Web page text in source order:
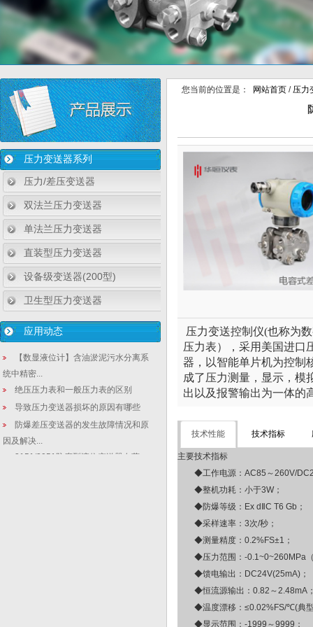
压力变送器系列
压力/差压变送器
双法兰压力变送器
单法兰压力变送器
直装型压力变送器
设备级变送器(200型)
卫生型压力变送器
应用动态
【数显液位计】含油淤泥污水分离系
统中精密...
绝压压力表和一般压力表的区别
导致压力变送器损坏的原因有哪些
防爆差压变送器的发生故障情况和原
因及解决...
3151/3051防腐型液位变送器在蒸
您当前的位置是： 网站首页 / 压力
压力变送控制仪(也称为
压力表），采用美国进口
器，以智能单片机为控制
成了压力测量，显示，模
出以及报警输出为一体的
技术性能 技术指标
主要技术指标
◆工作电源：AC85～260V/
◆整机功耗：小于3W；
◆防爆等级：Ex dⅡC T6 Gb；
◆采样速率：3次/秒；
◆测量精度：0.2%FS±1；
◆压力范围：-0.1~0~260MPa（
◆馈电输出：DC24V(25mA)；
◆恒流源输出：0.82～2.48mA
◆温度漂移：≤0.02%FS/℃(典
◆显示范围：-1999～9999；